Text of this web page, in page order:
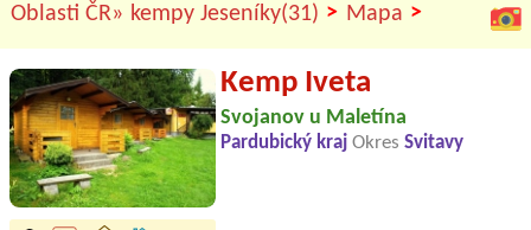
Oblasti ČR» kempy Jeseníky(31) > Mapa >
Kemp Iveta
Svojanov u Maletína
Pardubický kraj Okres Svitavy